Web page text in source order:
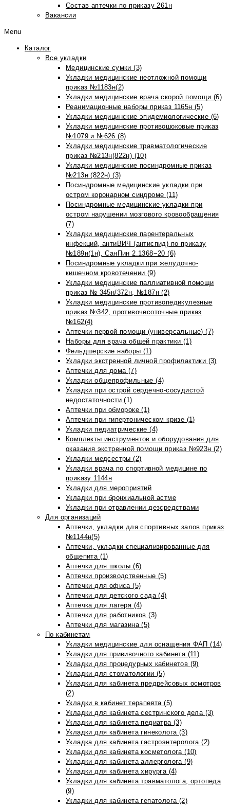
Состав аптечки по приказу 261н
Вакансии
Menu
Каталог
Все укладки
Медицинские сумки (3)
Укладки медицинские неотложной помощи
приказ №1183н(2)
Укладки медицинские врача скорой помощи (6)
Реанимационные наборы приказ 1165н (5)
Укладки медицинские эпидемиологические (6)
Укладки медицинские противошоковые приказ
№1079 и №626 (8)
Укладки медицинские травматологические
приказ №213н(822н) (10)
Укладки медицинские посиндромные приказ
№213н (822н) (3)
Посиндромные медицинские укладки при
остром коронарном синдроме (11)
Посиндромные медицинские укладки при
остром нарушении мозгового кровообращения
(7)
Укладки медицинские парентеральных
инфекций, антиВИЧ (антиспид) по приказу
№189н(1н), СанПин 2.1368−20 (6)
Посиндромные укладки при желудочно-
кишечном кровотечении (9)
Укладки медицинские паллиативной помощи
приказ № 345н/372н, №187н (2)
Укладки медицинские противопедикулезные
приказ №342, противочесоточные приказ
№162(4)
Аптечки первой помощи (универсальные) (7)
Наборы для врача общей практики (1)
Фельдшерские наборы (1)
Укладки экстренной личной профилактики (3)
Аптечки для дома (7)
Укладки общепрофильные (4)
Укладки при острой сердечно-сосудистой
недостаточности (1)
Аптечки при обмороке (1)
Аптечки при гипертоническом кризе (1)
Укладки педиатрические (4)
Комплекты инструментов и оборудования для
оказания экстренной помощи приказ №923н (2)
Укладки медсестры (2)
Укладки врача по спортивной медицине по
приказу 1144н
Укладки для мероприятий
Укладки при бронхиальной астме
Укладки при отравлении дезсредствами
Для организаций
Аптечки, укладки для спортивных залов приказ
№1144н(5)
Аптечки, укладки специализированные для
общепита (1)
Аптечки для школы (6)
Аптечки производственные (5)
Аптечки для офиса (5)
Аптечки для детского сада (4)
Аптечка для лагеря (4)
Аптечки для работников (3)
Аптечки для магазина (5)
По кабинетам
Укладки медицинские для оснащения ФАП (14)
Укладки для прививочного кабинета (11)
Укладки для процедурных кабинетов (9)
Укладки для стоматологии (5)
Укладки для кабинета предрейсовых осмотров
(2)
Укладки в кабинет терапевта (5)
Укладки для кабинета сестринского дела (3)
Укладки для кабинета педиатра (3)
Укладки для кабинета гинеколога (3)
Укладка для кабинета гастроэнтеролога (2)
Укладки для кабинета косметолога (10)
Укладки для кабинета аллерголога (9)
Укладки для кабинета хирурга (4)
Укладки для кабинета травматолога, ортопеда
(9)
Укладки для кабинета гепатолога (2)